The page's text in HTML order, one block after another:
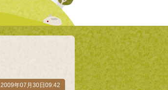
2009年07月30日09:42